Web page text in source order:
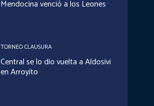
Mendocina venció a los Leones
TORNEO CLAUSURA
Central se lo dio vuelta a Aldosivi
en Arroyito